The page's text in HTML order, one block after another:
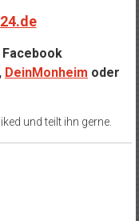
Facebook
, DeinMonheim oder
und teilt ihn gerne.